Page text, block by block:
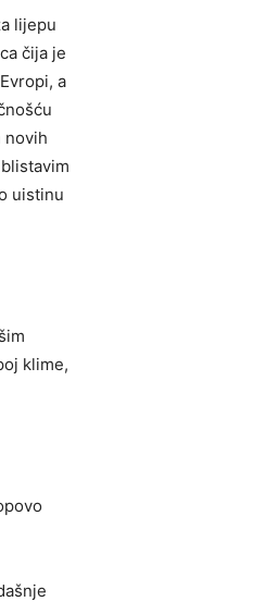
lijepu
čija je
a
novih
uistinu
klime,